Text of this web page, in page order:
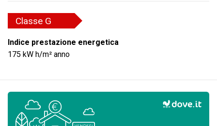
Classe G
Indice prestazione energetica
175 kW h/m² anno